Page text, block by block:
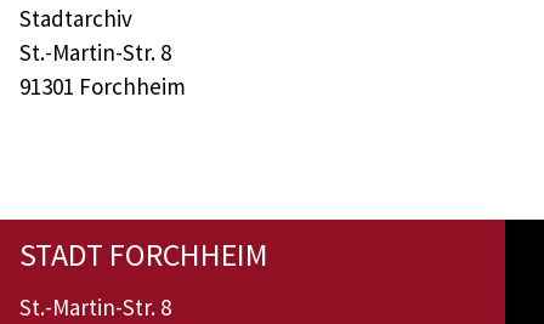
Stadtarchiv
St.-Martin-Str. 8
91301 Forchheim
STADT FORCHHEIM
St.-Martin-Str. 8